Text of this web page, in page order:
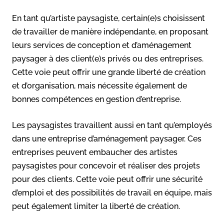
En tant qu’artiste paysagiste, certain(e)s choisissent
de travailler de manière indépendante, en proposant
leurs services de conception et d’aménagement
paysager à des client(e)s privés ou des entreprises.
Cette voie peut offrir une grande liberté de création
et d’organisation, mais nécessite également de
bonnes compétences en gestion d’entreprise.
Les paysagistes travaillent aussi en tant qu’employés
dans une entreprise d’aménagement paysager. Ces
entreprises peuvent embaucher des artistes
paysagistes pour concevoir et réaliser des projets
pour des clients. Cette voie peut offrir une sécurité
d’emploi et des possibilités de travail en équipe, mais
peut également limiter la liberté de création.